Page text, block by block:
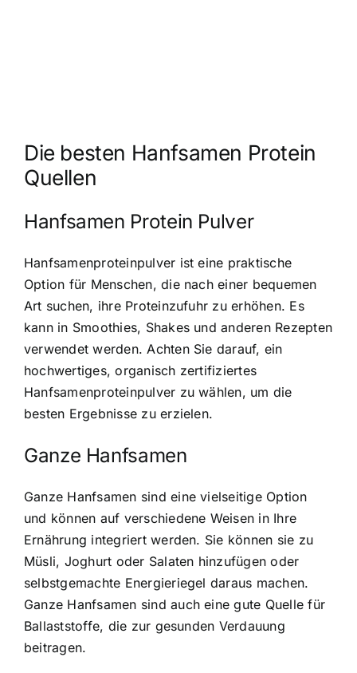
Die besten Hanfsamen Protein
Quellen
Hanfsamen Protein Pulver
Hanfsamenproteinpulver ist eine praktische
Option für Menschen, die nach einer bequemen
Art suchen, ihre Proteinzufuhr zu erhöhen. Es
kann in Smoothies, Shakes und anderen Rezepten
verwendet werden. Achten Sie darauf, ein
hochwertiges, organisch zertifiziertes
Hanfsamenproteinpulver zu wählen, um die
besten Ergebnisse zu erzielen.
Ganze Hanfsamen
Ganze Hanfsamen sind eine vielseitige Option
und können auf verschiedene Weisen in Ihre
Ernährung integriert werden. Sie können sie zu
Müsli, Joghurt oder Salaten hinzufügen oder
selbstgemachte Energieriegel daraus machen.
Ganze Hanfsamen sind auch eine gute Quelle für
Ballaststoffe, die zur gesunden Verdauung
beitragen.